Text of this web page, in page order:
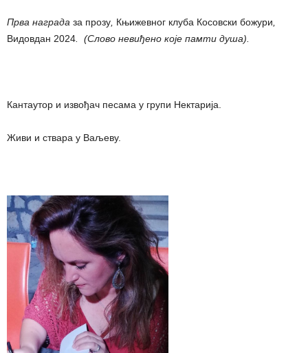
Прва награда за прозу, Књижевног клуба Косовски божури,
Видовдан 2024. (Слово невиђено које памти душа).
Кантаутор и извођач песама у групи Нектарија.
Живи и ствара у Ваљеву.